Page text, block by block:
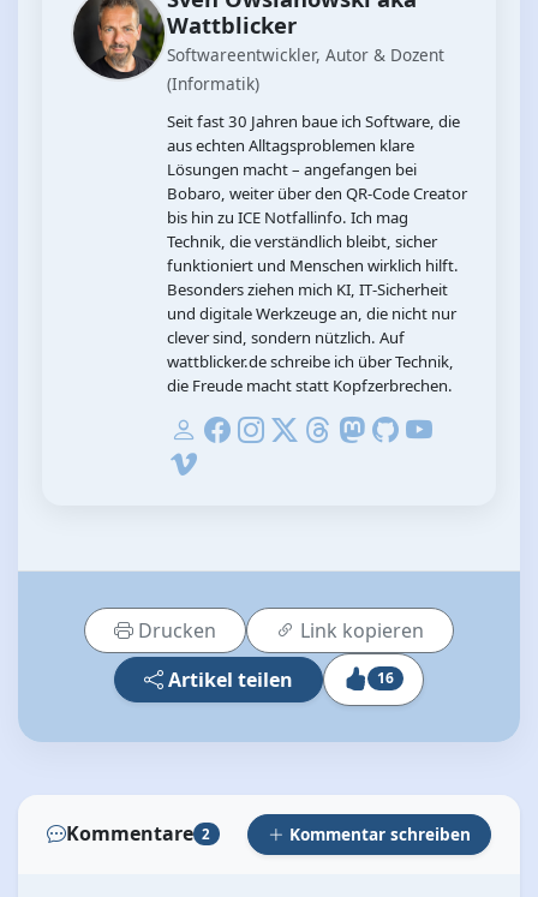
Wattblicker
Softwareentwickler, Autor & Dozent
(Informatik)
Seit fast 30 Jahren baue ich Software, die
aus echten Alltagsproblemen klare
Lösungen macht – angefangen bei
Bobaro, weiter über den QR‑Code Creator
bis hin zu ICE Notfallinfo. Ich mag
Technik, die verständlich bleibt, sicher
funktioniert und Menschen wirklich hilft.
Besonders ziehen mich KI, IT‑Sicherheit
und digitale Werkzeuge an, die nicht nur
clever sind, sondern nützlich. Auf
wattblicker.de schreibe ich über Technik,
die Freude macht statt Kopfzerbrechen.
Drucken
Link kopieren
Artikel teilen
16
Kommentare 2 Kommentar schreiben